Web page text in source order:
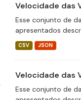
Velocidade das
Esse conjunto de
apresentados
CSV JSON
Velocidade das
Esse conjunto de